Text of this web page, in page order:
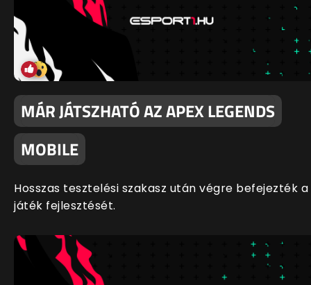
MÁR JÁTSZHATÓ AZ APEX LEGENDS
MOBILE
Hosszas tesztelési szakasz után végre befejezték a
játék fejlesztését.